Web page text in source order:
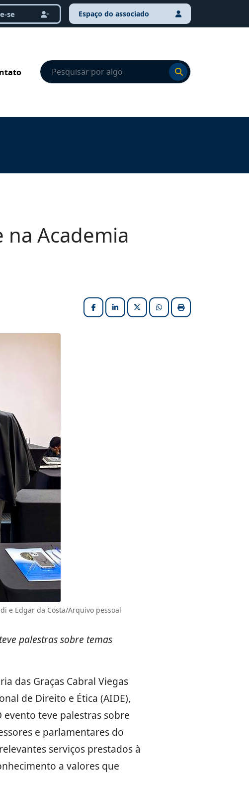
Espaço do associado
se
Ir para o resultado
Ir para o resultado
na Academia
FacebookLinkedInX (formerly Twitter)Imprimir matéria
e Edgar da Costa/Arquivo pessoal
palestras sobre temas
das Graças Cabral Viegas
de Direito e Ética (AIDE),
evento teve palestras sobre
e parlamentares do
serviços prestados à
a valores que